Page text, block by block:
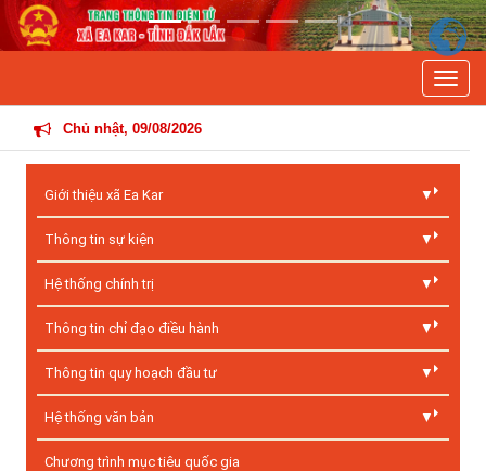
Chủ nhật, 09/08/2026
Giới thiệu xã Ea Kar
Thông tin sự kiện
Hệ thống chính trị
Thông tin chỉ đạo điều hành
Thông tin quy hoạch đầu tư
Hệ thống văn bản
Chương trình mục tiêu quốc gia